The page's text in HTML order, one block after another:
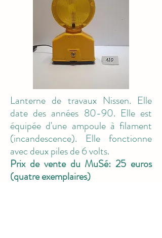
Lanterne de travaux Nissen. Elle
date des années 80-90. Elle est
équipée d'une ampoule à filament
(incandescence). Elle fonctionne
avec deux piles de 6 volts.
Prix de vente du MuSé: 25 euros
(quatre exemplaires)